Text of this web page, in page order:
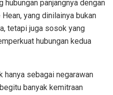
hubungan panjangnya dengan
yang dinilainya bukan
tetapi juga sosok yang
hubungan kedua
hanya sebagai negarawan
banyak kemitraan